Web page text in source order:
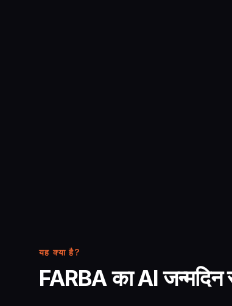
यह क्या है?
FARBA का AI जन्मदिन